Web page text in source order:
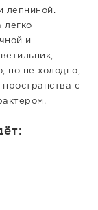
лепниной.
легко
и
но не холодно,
с